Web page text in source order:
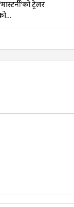
ट्रेलर